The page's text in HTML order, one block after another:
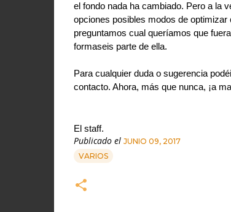
el fondo nada ha cambiado. Pero a la
opciones posibles modos de
preguntamos cual queríamos que
formaseis parte de ella.
Para cualquier duda o sugerencia
contacto. Ahora, más que nunca, ¡a
El staff.
Publicado el JUNIO 09, 2017
VARIOS